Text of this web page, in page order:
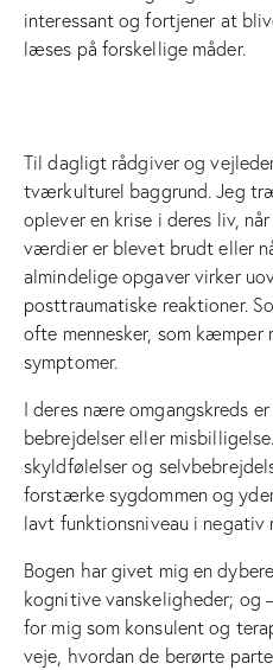
interessant og fortjener at
læses på forskellige måder.
Til dagligt rådgiver og
tværkulturel baggrund. Jeg
oplever en krise i deres liv,
værdier er blevet brudt eller
almindelige opgaver virker
posttraumatiske reaktioner.
ofte mennesker, som kæmper
symptomer.
I deres nære omgangskreds
bebrejdelser eller
skyldfølelser og
forstærke sygdommen og
lavt funktionsniveau i negativ
Bogen har givet mig en
kognitive vanskeligheder; og
for mig som konsulent og
veje, hvordan de berørte